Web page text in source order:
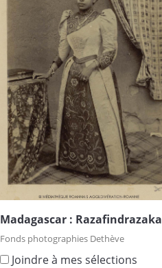
Madagascar : Razafindrazaka
Fonds photographies Dethève
Joindre à mes sélections